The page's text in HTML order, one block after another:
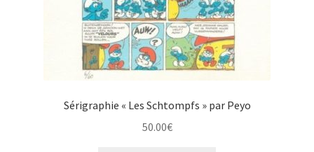
Sérigraphie « Les Schtompfs » par Peyo
50.00€